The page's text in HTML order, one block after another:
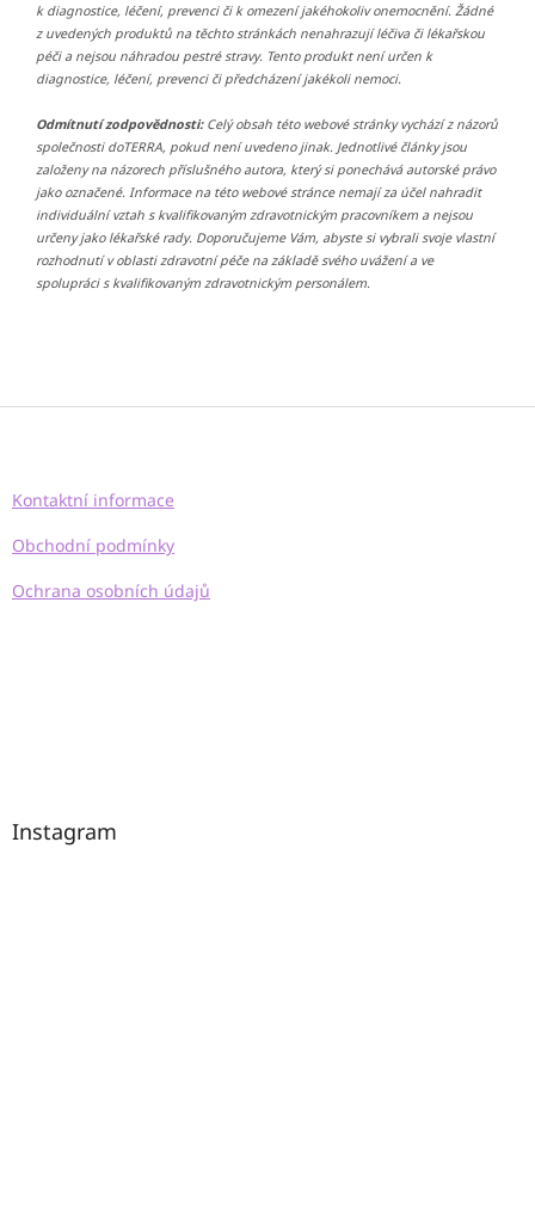
k diagnostice, léčení, prevenci či k omezení jakéhokoliv onemocnění. Žádné
z uvedených produktů na těchto stránkách nenahrazují léčiva či lékařskou
péči a nejsou náhradou pestré stravy. Tento produkt není určen k
diagnostice, léčení, prevenci či předcházení jakékoli nemoci.
Odmítnutí zodpovědnosti:Celý obsah této webové stránky vychází z názorů
společnosti doTERRA, pokud není uvedeno jinak. Jednotlivé články jsou
založeny na názorech příslušného autora, který si ponechává autorské právo
jako označené. Informace na této webové stránce nemají za účel nahradit
individuální vztah s kvalifikovaným zdravotnickým pracovníkem a nejsou
určeny jako lékařské rady. Doporučujeme Vám, abyste si vybrali svoje vlastní
rozhodnutí v oblasti zdravotní péče na základě svého uvážení a ve
spolupráci s kvalifikovaným zdravotnickým personálem.
Z
Kontaktní informace
Obchodní podmínky
Ochrana osobních údajů
Instagram